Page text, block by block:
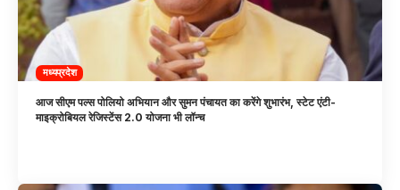
मध्यप्रदेश
आज सीएम पल्स पोलियो अभियान और सुमन पंचायत का करेंगे शुभारंभ, स्टेट एंटी-
माइक्रोबियल रेजिस्टेंस 2.0 योजना भी लॉन्च